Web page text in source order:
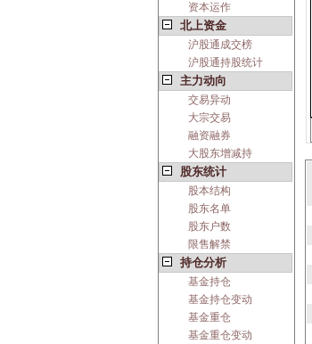
资本运作
北上资金
沪股通成交榜
沪股通持股统计
主力动向
交易异动
大宗交易
融资融券
大股东增减持
股东统计
股本结构
股东名单
股东户数
限售解禁
持仓分析
基金持仓
基金持仓变动
基金重仓
基金重仓变动